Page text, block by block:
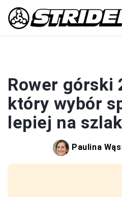
Rower górski
który wybór
lepiej na
Paulina